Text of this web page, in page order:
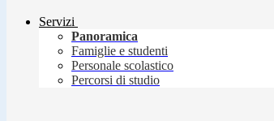
Servizi
Panoramica
Famiglie e studenti
Personale scolastico
Percorsi di studio